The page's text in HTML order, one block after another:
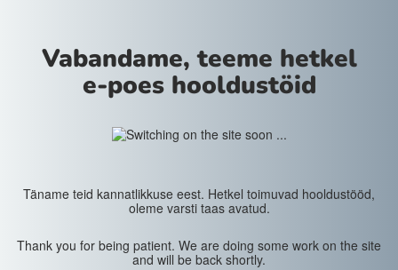
Vabandame, teeme hetkel
e-poes hooldustöid
Täname teid kannatlikkuse eest. Hetkel toimuvad hooldustööd,
oleme varsti taas avatud.
Thank you for being patient. We are doing some work on the site
and will be back shortly.